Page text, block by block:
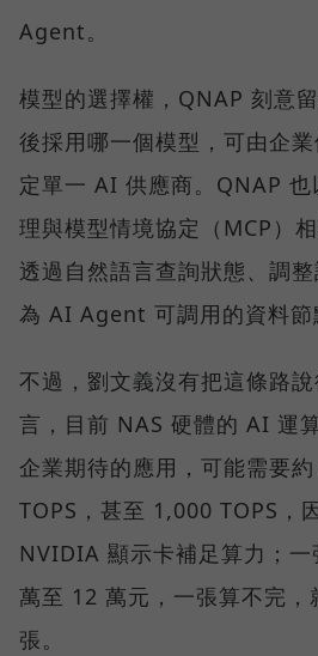
Agent。
模型的選擇權，QNAP 刻意
後採用哪一個模型，可由企
定單一 AI 供應商。QNAP
理與模型情境協定（MCP）
透過自然語言查詢狀態、調
為 AI Agent 可調用的資料節
不過，劉文義沒有把這條路
言，目前 NAS 硬體的 AI 運
企業期待的應用，可能需要
TOPS，甚至 1,000 TOPS，
NVIDIA 顯示卡補足算力；
萬至 12 萬元，一張算不完
張。